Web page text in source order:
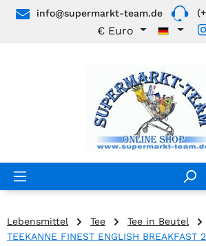
Zum Hauptinhalt springen
info@supermarkt-team.de
€ Euro
Lebensmittel Tee
Tee in Beutel
TEEKANNE FINEST ENGLISH BREAKFAST